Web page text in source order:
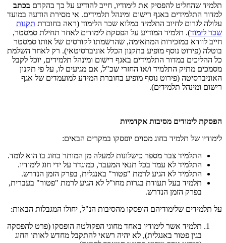
תלמיד שהחליט להפסיק את לימודיו, חייב להודיע על כך בהקדם בכתב
למדור התלמידים באגף רישום ומינהל תלמידים. אי מסירת הודעה במועד
עלולה לגרום לחיוב התלמיד במלוא שכר הלימוד (ראה בחוברת תקנות
שכר לימוד). תלמיד המודיע על הפסקת לימודים לאחר תחילת סמסטר,
חייב לוודא במזכירות המתאימה, שהרשמתו לקורסים של אותו סמסטר
בוטלה (פירוט נוסף מופיע בתקנון הכלל אוניברסיטאי). רק לאחר השלמת
כל ההליכים במדור התלמידים באגף רישום ומינהל תלמידים, יוכל לקבל
מסמכים מתיק התלמיד ו/או החזרי שכ"ל, אם מגיעים לו, על פי תקנון
האוניברסיטה (פירוט נוסף מופיע בחוברת המידע למועמדים של אגף
רישום ומינהל תלמידים).
הפסקת לימודים מסיבות אקדמיות
לימודיו של תלמיד בחוג מסוים יופסקו במקרים הבאים:
התלמיד צבר מספר כישלונות למעלה מן המותר בחוג בו הוא לומד.
התלמיד לא עמד בכל תנאי המעבר, כמוגדר על ידי חוג לימודיו.
התלמיד לא הגיע לרמת "פטור" באנגלית, בפרק הזמן הנדרש.
תלמיד בעל תעודת בגרות מחו"ל לא הגיע לרמת "פטור" בעברית,
בפרק הזמן הנדרש.
על תלמידים שלימודיהם הופסקו מהסיבות הנ"ל, יחולו המגבלות הבאות:
תלמיד אשר לימודיו באחד מחוגי הפקולטה הופסקו (פרט להפסקה
בגין פטור באנגלית), לא יהיה רשאי להתקבל מחדש לאותו החוג